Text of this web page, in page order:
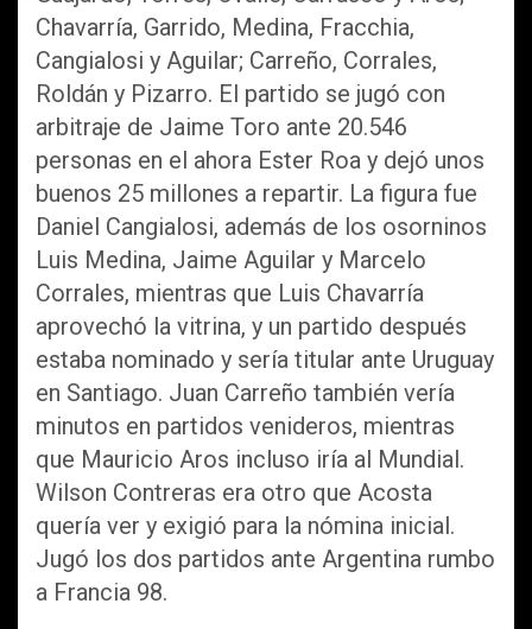
Chavarría, Garrido, Medina, Fracchia,
Cangialosi y Aguilar; Carreño, Corrales,
Roldán y Pizarro. El partido se jugó con
arbitraje de Jaime Toro ante 20.546
personas en el ahora Ester Roa y dejó unos
buenos 25 millones a repartir. La figura fue
Daniel Cangialosi, además de los osorninos
Luis Medina, Jaime Aguilar y Marcelo
Corrales, mientras que Luis Chavarría
aprovechó la vitrina, y un partido después
estaba nominado y sería titular ante Uruguay
en Santiago. Juan Carreño también vería
minutos en partidos venideros, mientras
que Mauricio Aros incluso iría al Mundial.
Wilson Contreras era otro que Acosta
quería ver y exigió para la nómina inicial.
Jugó los dos partidos ante Argentina rumbo
a Francia 98.